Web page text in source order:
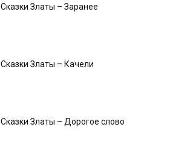
Сказки Златы – Заранее
Сказки Златы – Качели
Сказки Златы – Дорогое слово